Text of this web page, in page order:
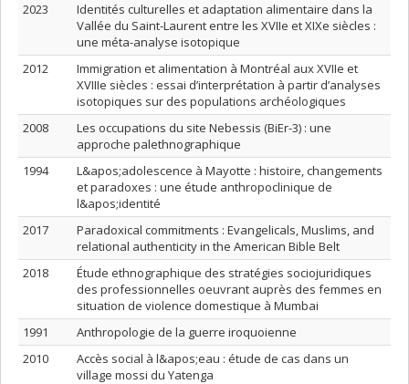
2023
Identités culturelles et adaptation alimentaire dans la
Vallée du Saint-Laurent entre les XVIIe et XIXe siècles :
une méta-analyse isotopique
2012
Immigration et alimentation à Montréal aux XVIIe et
XVIIIe siècles : essai d’interprétation à partir d’analyses
isotopiques sur des populations archéologiques
2008
Les occupations du site Nebessis (BiEr-3) : une
approche palethnographique
1994
L&apos;adolescence à Mayotte : histoire, changements
et paradoxes : une étude anthropoclinique de
l&apos;identité
2017
Paradoxical commitments : Evangelicals, Muslims, and
relational authenticity in the American Bible Belt
2018
Étude ethnographique des stratégies sociojuridiques
des professionnelles oeuvrant auprès des femmes en
situation de violence domestique à Mumbai
1991
Anthropologie de la guerre iroquoienne
2010
Accès social à l&apos;eau : étude de cas dans un
village mossi du Yatenga